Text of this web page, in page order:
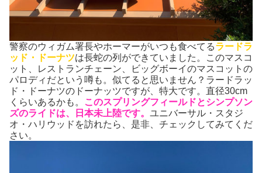
警察のウィガム署長やホーマーがいつも食べてるラードラ
ッド・ドーナツは長蛇の列ができていました。このマスコ
ット、レストランチェーン、ビッグボーイのマスコットの
パロディだという噂も。似てると思いません？ラードラッ
ド・ドーナツのドーナッツですが、特大です。直径30cm
くらいあるかも。
このスプリングフィールドとシンプソン
ズのライドは、日本未上陸です。 ユニバーサル・スタジ
オ・ハリウッドを訪れたら、是非、チェックしてみてくだ
さい。